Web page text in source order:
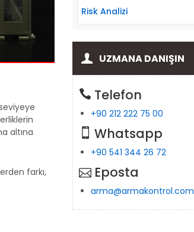
altına
farkı,
Risk Analizi
UZMANA DANIŞIN
Telefon
+90 212 222 75 00
Whatsapp
+90 541 344 26 72
Eposta
arma@armakontrol.com